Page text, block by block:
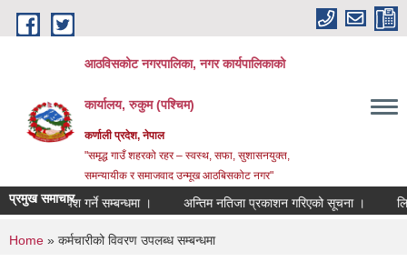
Skip to main content
आठविसकोट नगरपालिका, नगर कार्यपालिकाको
कार्यालय, रुकुम (पश्चिम)
कर्णाली प्रदेश, नेपाल
"समृद्ध गाउँ शहरको रहर – स्वस्थ, सफा, सुशासनयुक्त,
समन्यायीक र समाजवाद उन्मूख आठबिसकोट नगर"
प्रमुख समाचार
दररेट पेश गर्ने सम्बन्धमा । अन्तिम नतिजा प्रकाशन गरिएको सूचना । लिखित
You are here
Home » कर्मचारीको विवरण उपलब्ध सम्बन्धमा